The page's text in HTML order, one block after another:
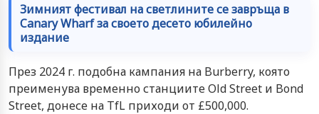
Зимният фестивал на светлините се завръща в
Canary Wharf за своето десето юбилейно
издание
През 2024 г. подобна кампания на Burberry, която
преименува временно станциите Old Street и Bond
Street, донесе на TfL приходи от £500,000.